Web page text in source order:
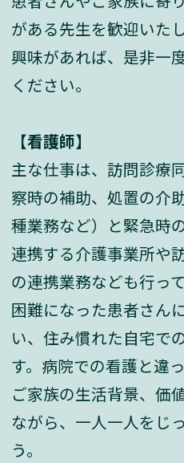
がある先生を歓迎いた
興味があれば、是非一
ください。
【看護師】
主な仕事は、訪問診療
察時の補助、処置の介
種業務など）と緊急時
連携する介護事業所や
の連携業務なども行っ
困難になった患者さん
い、住み慣れた自宅で
す。病院での看護と違
ご家族の生活背景、価
ながら、一人一人をじ
う。